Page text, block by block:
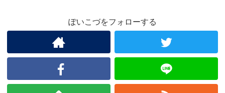
ぽいこづをフォローする